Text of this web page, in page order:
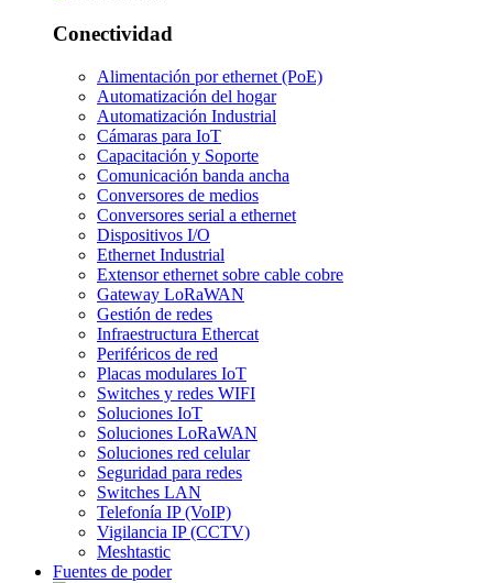
Conectividad
Alimentación por ethernet (PoE)
Automatización del hogar
Automatización Industrial
Cámaras para IoT
Capacitación y Soporte
Comunicación banda ancha
Conversores de medios
Conversores serial a ethernet
Dispositivos I/O
Ethernet Industrial
Extensor ethernet sobre cable cobre
Gateway LoRaWAN
Gestión de redes
Infraestructura Ethercat
Periféricos de red
Placas modulares IoT
Switches y redes WIFI
Soluciones IoT
Soluciones LoRaWAN
Soluciones red celular
Seguridad para redes
Switches LAN
Telefonía IP (VoIP)
Vigilancia IP (CCTV)
Meshtastic
Fuentes de poder